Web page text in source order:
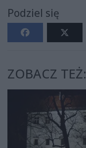
Podziel się
ZOBACZ TEŻ: